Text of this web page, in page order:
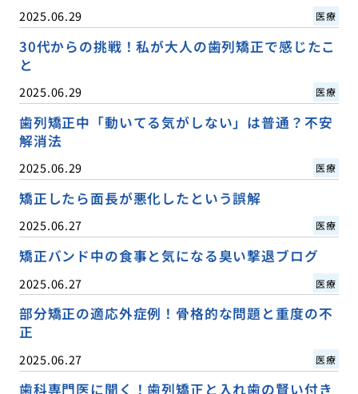
2025.06.29 医療
30代からの挑戦！私が大人の歯列矯正で感じたこ
と
2025.06.29 医療
歯列矯正中「動いてる気がしない」は普通？不安
解消法
2025.06.29 医療
矯正したら面長が悪化したという誤解
2025.06.27 医療
矯正バンド中の食事と気になる臭い撃退ブログ
2025.06.27 医療
部分矯正の適応外症例！骨格的な問題と重度の不
正
2025.06.27 医療
歯科専門医に聞く！歯列矯正と入れ歯の賢い付き